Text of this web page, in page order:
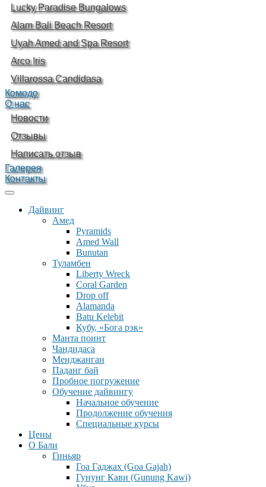
Lucky Paradise Bungalows
Alam Bali Beach Resort
Uyah Amed and Spa Resort
Arco Iris
Villarossa Candidasa
Комодо
О нас
Новости
Отзывы
Написать отзыв
Галерея
Контакты
Дайвинг
Амед
Pyramids
Amed Wall
Bunutan
Туламбен
Liberty Wreck
Coral Garden
Drop off
Alamanda
Batu Kelebit
Кубу, «Бога рэк»
Манта поинт
Чандидаса
Менджанган
Паданг бай
Пробное погружение
Обучение дайвингу
Начальное обучение
Продолжение обучения
Специальные курсы
Цены
О Бали
Гиньяр
Гоа Гаджах (Goa Gajah)
Гунунг Кави (Gunung Kawi)